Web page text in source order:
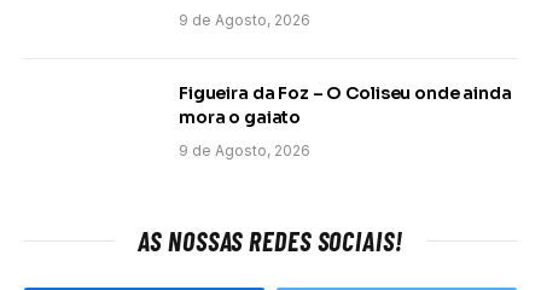
9 de Agosto, 2026
Figueira da Foz – O Coliseu onde ainda
mora o gaiato
9 de Agosto, 2026
AS NOSSAS REDES SOCIAIS!